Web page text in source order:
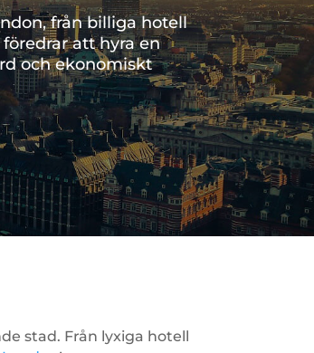
från billiga hotell
att hyra en
och ekonomiskt
stad. Från lyxiga hotell